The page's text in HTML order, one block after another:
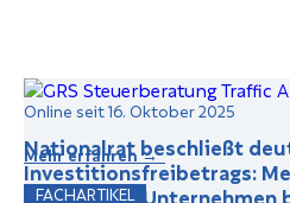
FACHARTIKEL
Online seit 16. Oktober 2025
Nationalrat beschließt
Investitionsfreibetrags:
Vorteile für Unternehmen
Mehr erfahren →